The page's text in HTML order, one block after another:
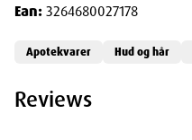
Ean:3264680027178
Apotekvarer Hud og hår
Reviews